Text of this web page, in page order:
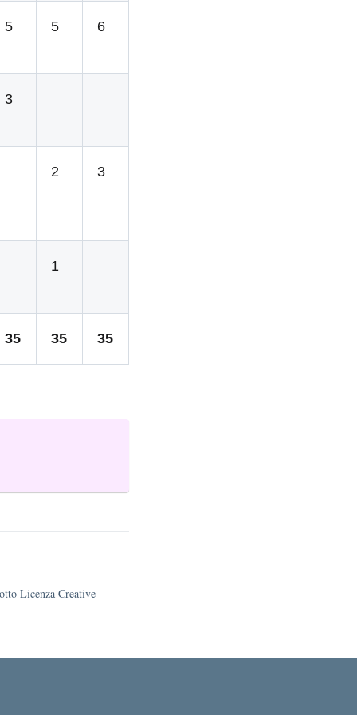
5 5 6
3
2 3
1
35 35 35
Licenza Creative